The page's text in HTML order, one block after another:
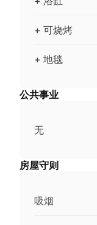
+ 可烧烤
+ 地毯
公共事业
无
房屋守则
吸烟